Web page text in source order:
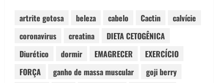
artrite gotosa beleza cabelo Cactin
calvície
coronavirus
creatina
DIETA CETOGÊNICA
Diurético
dormir EMAGRECER
EXERCÍCIO
FORÇA
ganho de massa muscular
goji berry